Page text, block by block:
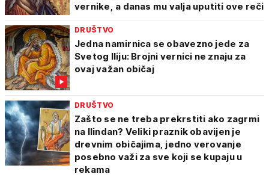
vernike, a danas mu valja uputiti ove reči
DRUŠTVO
Jedna namirnica se obavezno jede za
Svetog Iliju: Brojni vernici ne znaju za
ovaj važan običaj
DRUŠTVO
Zašto se ne treba prekrstiti ako zagrmi
na Ilindan? Veliki praznik obavijen je
drevnim običajima, jedno verovanje
posebno važi za sve koji se kupaju u
rekama